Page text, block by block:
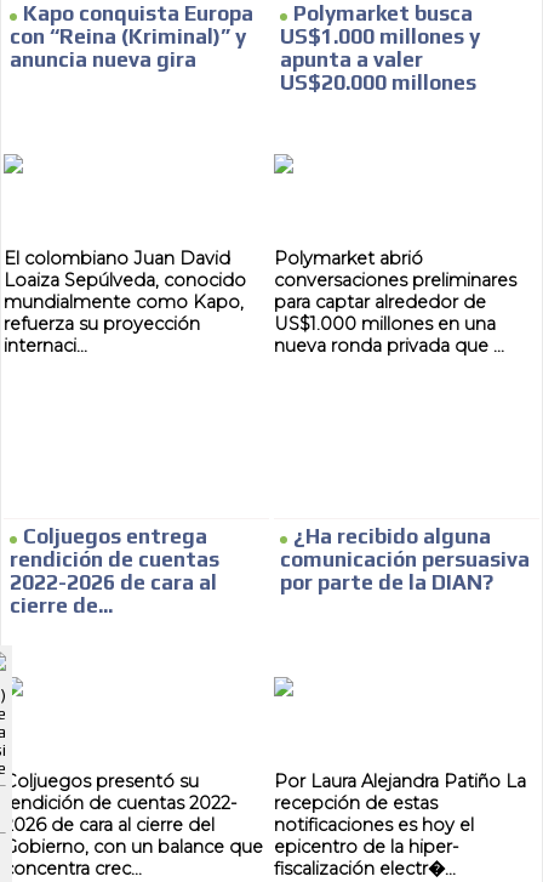
SUPER TÉCNICOS
INTERNACIONALES
CONTACTAR
FACEBOOK
INSTAGRAM
Kapo conquista Europa
con “Reina (Kriminal)” y
anuncia nueva gira
El colombiano Juan David
Loaiza Sepúlveda, conocido
mundialmente como Kapo,
refuerza su proyección
internaci...
Polymarket busca
US$1.000 millones y
apunta a valer
US$20.000 millones
Polymarket abrió
conversaciones preliminares
para captar alrededor de
US$1.000 millones en una
nueva ronda privada que ...
Coljuegos entrega
rendición de cuentas
2022-2026 de cara al
cierre de...
Coljuegos presentó su
rendición de cuentas 2022-
2026 de cara al cierre del
Gobierno, con un balance que
concentra crec...
¿Ha recibido alguna
comunicación persuasiva
por parte de la DIAN?
Por Laura Alejandra Patiño La
recepción de estas
notificaciones es hoy el
epicentro de la hiper-
fiscalización electr�...
ADVERTISEMENT